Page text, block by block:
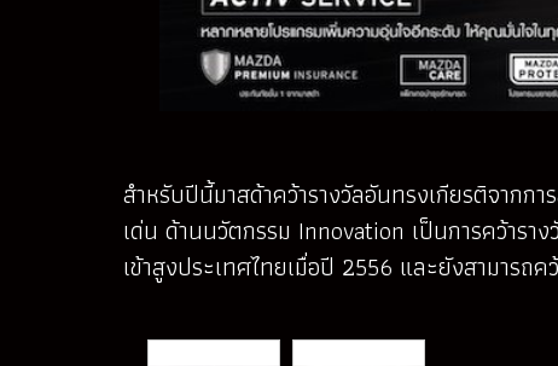
สำหรับปีนี้มาสด้าคว้ารางวัลอันทรงเกียรติจาก
เด่น ด้านนวัตกรรม Innovation เป็นการคว้ารา
เข้าสูงประเทศไทยเมื่อปี 2556 และยังสามาร